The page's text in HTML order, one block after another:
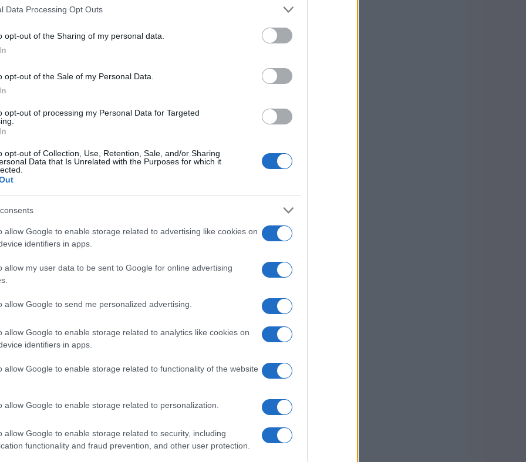
Data Processing Opt Outs
opt-out of the Sharing of my personal data.
opt-out of the Sale of my Personal Data.
opt-out of processing my Personal Data for Targeted
opt-out of Collection, Use, Retention, Sale, and/or Sharing
Data that Is Unrelated with the Purposes for which it
allow Google to enable storage related to advertising like cookies on
identifiers in apps.
allow my user data to be sent to Google for online advertising
allow Google to send me personalized advertising.
allow Google to enable storage related to analytics like cookies on
identifiers in apps.
allow Google to enable storage related to functionality of the website
allow Google to enable storage related to personalization.
allow Google to enable storage related to security, including
functionality and fraud prevention, and other user protection.
più sostenibile e consapevole. Con alcuni
senza svuotare il portafoglio. In questo
una spesa intelligente e per ridurre gli
fare acquisti consapevoli
dalla spesa. È importante pianificare gli
realmente.
Evita di farti influenzare dalle
prodotti non necessari. Controlla sempre
confezionati, che tendono a durare di più
alimenti freschi in offerta, considera di